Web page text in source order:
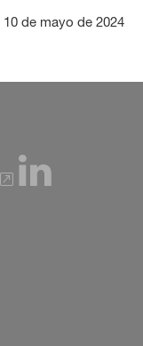
10 de mayo de 2024